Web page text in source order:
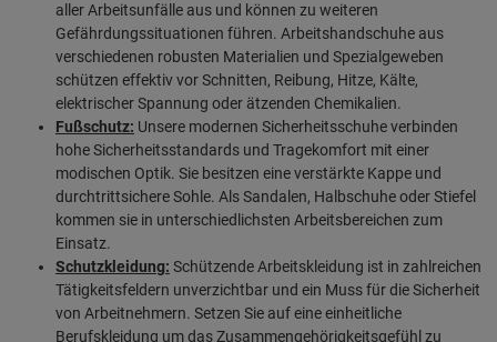
aller Arbeitsunfälle aus und können zu weiteren
Gefährdungssituationen führen. Arbeitshandschuhe aus
verschiedenen robusten Materialien und Spezialgeweben
schützen effektiv vor Schnitten, Reibung, Hitze, Kälte,
elektrischer Spannung oder ätzenden Chemikalien.
Fußschutz: Unsere modernen Sicherheitsschuhe verbinden
hohe Sicherheitsstandards und Tragekomfort mit einer
modischen Optik. Sie besitzen eine verstärkte Kappe und
durchtrittsichere Sohle. Als Sandalen, Halbschuhe oder Stiefel
kommen sie in unterschiedlichsten Arbeitsbereichen zum
Einsatz.
Schutzkleidung: Schützende Arbeitskleidung ist in zahlreichen
Tätigkeitsfeldern unverzichtbar und ein Muss für die Sicherheit
von Arbeitnehmern. Setzen Sie auf eine einheitliche
Berufskleidung um das Zusammengehörigkeitsgefühl zu